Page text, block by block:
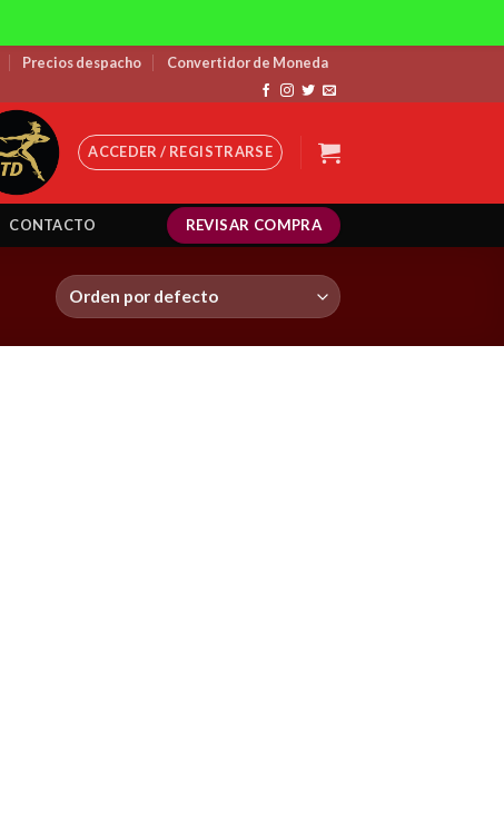
Precios despacho Convertidor de Moneda
ACCEDER / REGISTRARSE
CONTACTO REVISAR COMPRA